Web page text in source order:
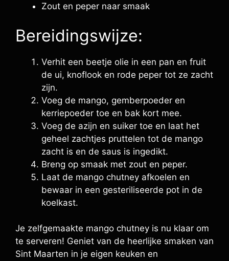
Zout en peper naar smaak
Bereidingswijze:
Verhit een beetje olie in een pan en fruit
de ui, knoflook en rode peper tot ze zacht
zijn.
Voeg de mango, gemberpoeder en
kerriepoeder toe en bak kort mee.
Voeg de azijn en suiker toe en laat het
geheel zachtjes pruttelen tot de mango
zacht is en de saus is ingedikt.
Breng op smaak met zout en peper.
Laat de mango chutney afkoelen en
bewaar in een gesteriliseerde pot in de
koelkast.
Je zelfgemaakte mango chutney is nu klaar om
te serveren! Geniet van de heerlijke smaken van
Sint Maarten in je eigen keuken en